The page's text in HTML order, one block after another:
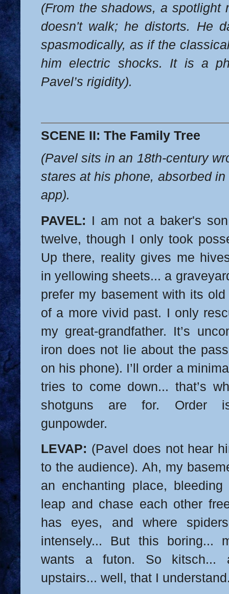
(From the shadows, a spotlight
doesn't walk; he distorts. He
spasmodically, as if the
him electric shocks. It is a
Pavel’s rigidity).
SCENE II: The Family Tree
(Pavel sits in an 18th-century
stares at his phone, absorbed
app).
PAVEL: I am not a baker's
twelve, though I only took
Up there, reality gives me
in yellowing sheets... a
prefer my basement with its
of a more vivid past. I only
my great-grandfather. It’s
iron does not lie about the
on his phone). I’ll order a
tries to come down... that’s
shotguns are for. Order
gunpowder.
LEVAP: (Pavel does not hear
to the audience). Ah, my
an enchanting place,
leap and chase each other
has eyes, and where
intensely... But this boring...
wants a futon. So kitsch...
upstairs... well, that I